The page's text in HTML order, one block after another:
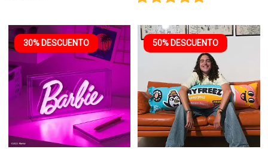
30% DESCUENTO 50% DESCUENTO